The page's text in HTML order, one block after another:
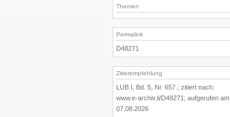
Themen
Permalink
D48271
Zitierempfehlung
LUB I, Bd. 5, Nr. 657.; zitiert nach:
www.e-archiv.li/D48271; aufgerufen am
07.08.2026